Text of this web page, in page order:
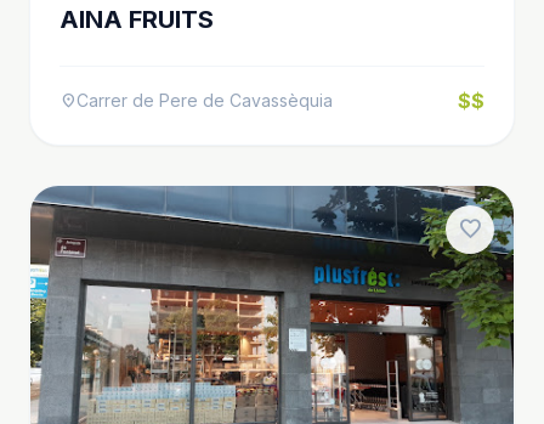
AINA FRUITS
location_onCarrer de Pere de Cavassèquia $$
favorite